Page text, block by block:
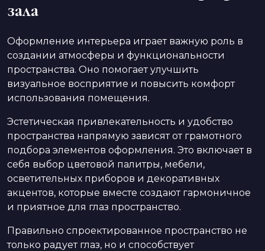
зала
Оформление интерьера играет важную роль в
создании атмосферы и функциональности
пространства. Оно помогает улучшить
визуальное восприятие и повысить комфорт
использования помещения.
Эстетическая привлекательность и удобство
пространства напрямую зависят от грамотного
подбора элементов оформления. Это включает в
себя выбор цветовой палитры, мебели,
осветительных приборов и декоративных
акцентов, которые вместе создают гармоничное
и приятное для глаз пространство.
Правильно спроектированное пространство не
только радует глаз, но и способствует